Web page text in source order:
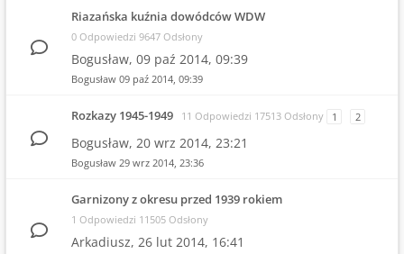
Riazańska kuźnia dowódców WDW
0 Odpowiedzi 9647 Odsłony
Bogusław, 09 paź 2014, 09:39
Bogusław 09 paź 2014, 09:39
Rozkazy 1945-1949 11 Odpowiedzi 17513 Odsłony 1 2
Bogusław, 20 wrz 2014, 23:21
Bogusław 29 wrz 2014, 23:36
Garnizony z okresu przed 1939 rokiem
1 Odpowiedzi 11505 Odsłony
Arkadiusz, 26 lut 2014, 16:41